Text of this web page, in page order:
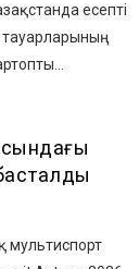
есепті
тауарларының
мультиспорт